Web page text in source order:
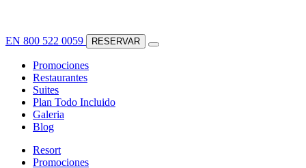
EN 800 522 0059 RESERVAR
Promociones
Restaurantes
Suites
Plan Todo Incluido
Galeria
Blog
Resort
Promociones